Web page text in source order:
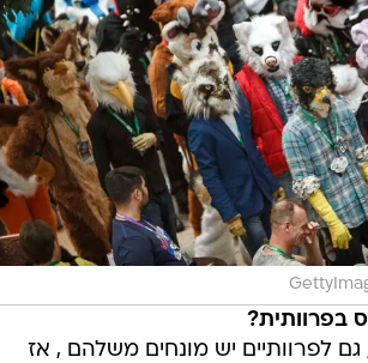
בפרוותית?
לפרוותיים יש מונחים משלהם , אז